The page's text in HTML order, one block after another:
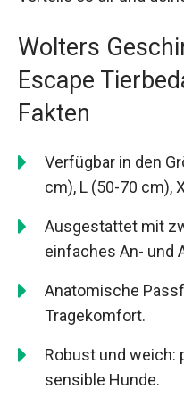
Wolters
Escape
Fakten
Verfügbar in den
cm), L (50-70 cm),
Ausgestattet mit
einfaches An- und
Anatomische
Tragekomfort.
Robust und
sensible Hunde.